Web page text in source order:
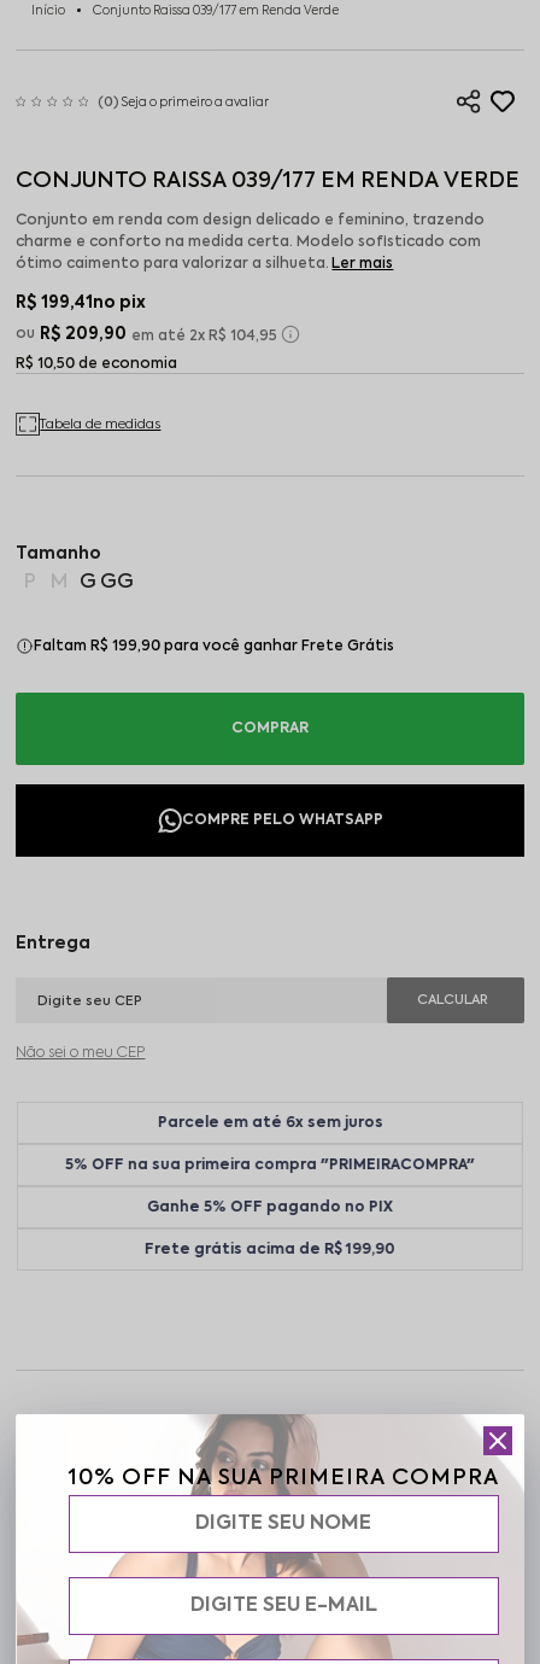
Início Conjunto Raissa 039/177 em Renda Verde
(0) Seja o primeiro a avaliar
CONJUNTO RAISSA 039/177 EM RENDA VERDE
Conjunto em renda com design delicado e feminino, trazendo
charme e conforto na medida certa. Modelo sofisticado com
ótimo caimento para valorizar a silhueta. Ler mais
R$ 199,41 no pix
R$ 209,90
2x R$ 104,95
R$ 10,50 de economia
Tabela de medidas
P M G GG
Faltam R$ 199,90 para você ganhar Frete Grátis
Não sei o meu CEP
Parcele em até 6x sem juros
5% OFF na sua primeira compra "PRIMEIRACOMPRA"
Ganhe 5% OFF pagando no PIX
Frete grátis acima de R$ 199,90
Código identificador (SKU):01 04 03917700-025
charme e conforto na medida certa. Modelo sofisticado com
ótimo caimento para valorizar a silhueta.
Especificações
10% OFF NA SUA PRIMEIRA COMPRA